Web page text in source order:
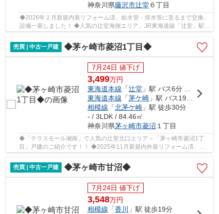
神奈川県藤沢市辻堂６丁目
◆2026年２月新規内装リフォーム済、給水管・排水管に至るまで交換、
設備一新しました！ ◆人気の辻堂海側エリア、JR東海道線「辻堂」駅平
坦徒歩20分、自転車で約7分（約1.7ｋｍ）、バス...
売買 | 中古一戸建
◆茅ヶ崎市菱沼1丁目◆
7月24日 値下げ
3,499万円
東海道本線 「辻堂」駅 バス6分 「松林ケアセンター」 停歩5分
東海道本線 「茅ケ崎」駅 バス19分 「松林」 停歩9分
相模線 「北茅ケ崎」駅 徒歩30分
- / 3LDK / 84.46㎡
神奈川県茅ヶ崎市菱沼 １丁目
◆「テラスモール湘南」で人気の辻堂北口エリア～「茅ヶ崎市菱沼1丁
目」戸建のご紹介です！！ ◆2025年11月新規内外装リフォーム済、綺
麗になったお家を是非ご覧ください！ ◆各居室6帖以...
売買 | 中古一戸建
◆茅ヶ崎市甘沼◆
7月24日 値下げ
3,548万円
相模線 「香川
」駅 徒歩19分